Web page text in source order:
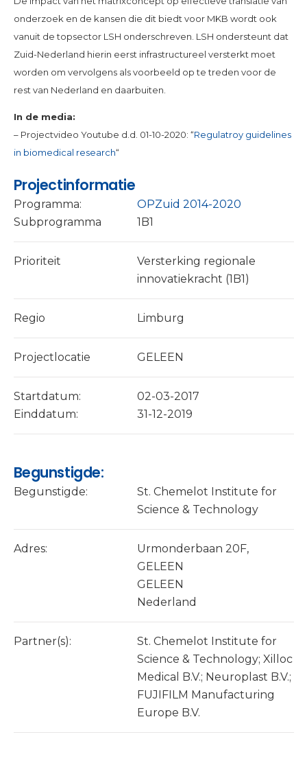
onderzoek en de kansen die dit biedt voor MKB wordt ook
vanuit de topsector LSH onderschreven. LSH ondersteunt dat
Zuid-Nederland hierin eerst infrastructureel versterkt moet
worden om vervolgens als voorbeeld op te treden voor de
rest van Nederland en daarbuiten.
In de media:
– Projectvideo Youtube d.d. 01-10-2020: “Regulatroy guidelines
in biomedical research“
Projectinformatie
Programma:
OPZuid 2014-2020
Subprogramma
1B1
Prioriteit
Versterking regionale
innovatiekracht (1B1)
Regio Limburg
Projectlocatie GELEEN
Startdatum:
02-03-2017
Einddatum:
31-12-2019
Begunstigde:
Begunstigde:
St. Chemelot Institute for
Science & Technology
Adres:
Urmonderbaan 20F,
GELEEN
GELEEN
Nederland
Partner(s):
St. Chemelot Institute for
Science & Technology; Xilloc
Medical B.V.; Neuroplast B.V.;
FUJIFILM Manufacturing
Europe B.V.